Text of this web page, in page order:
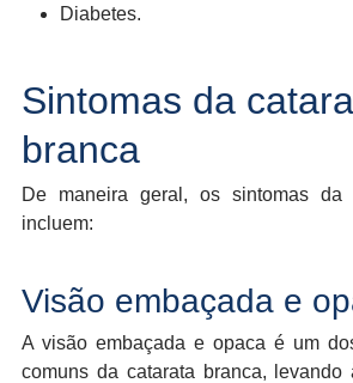
Diabetes.
Sintomas da
branca
De maneira geral, os sintomas da
incluem:
Visão embaçada e
A visão embaçada e opaca é um
comuns da catarata branca, levando